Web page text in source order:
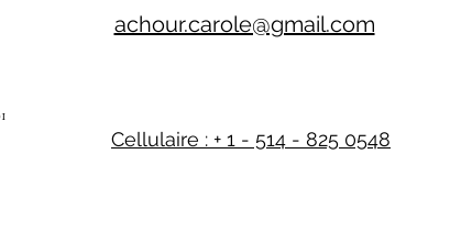
achour.carole@gmail.com
Cellulaire : + 1 - 514 - 825 0548